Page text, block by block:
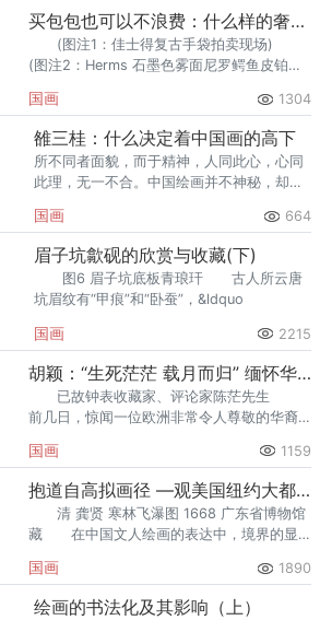
区，关注钱币收藏的人越来越多
买包包也可以不浪费：什么样的奢侈品手袋值得收藏
(图注1：佳士得复古手袋拍卖现场)
(图注2：Herms 石墨色雾面尼罗鳄鱼皮铂金
国画 1304
雒三桂：什么决定着中国画的高下
所不同者面貌，而于精神，人同此心，心同
此理，无一不合。中国绘画并不神秘，却的
国画 664
眉子坑歙砚的欣赏与收藏(下)
图6 眉子坑底板青琅玕 古人所云唐
坑眉纹有“甲痕”和“卧蚕”，&ldquo
国画 2215
胡颖：“生死茫茫 载月而归” 缅怀华裔钟表收藏家陈茫先生
已故钟表收藏家、评论家陈茫先生
前几日，惊闻一位欧洲非常令人尊敬的华裔
正当壮年，令人
国画 1159
抱道自高拟画径 —观美国纽约大都会艺术博物馆藏龚贤山水册页有
清 龚贤 寒林飞瀑图 1668 广东省博物馆
藏 在中国文人绘画的表达中，境界的显
践，
国画 1890
绘画的书法化及其影响（上）